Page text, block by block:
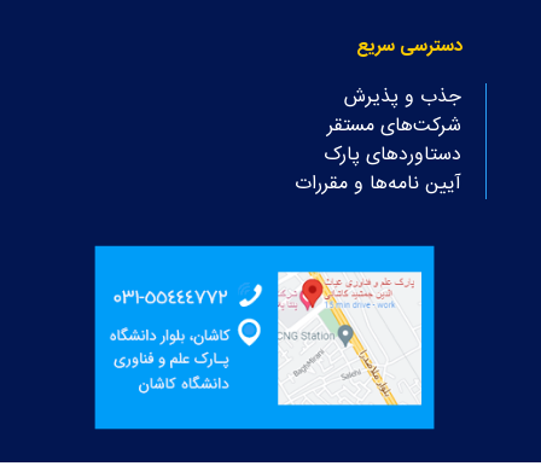
دسترسی سریع
جذب و پذیرش
شرکت‌های مستقر
دستاوردهای پارک
آیین نامه‌ها و مقررات